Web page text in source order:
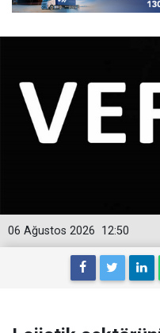
12:50
06 Ağustos 2026